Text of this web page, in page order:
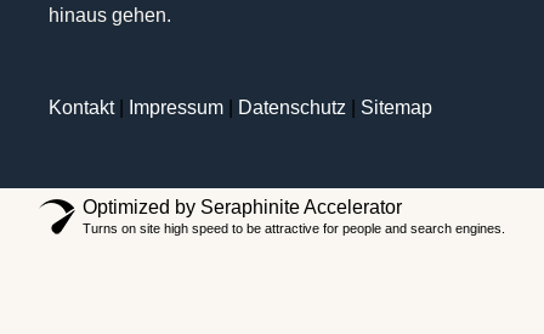
hinaus gehen.
Kontakt| Impressum Datenschutz Sitemap
Optimized by Seraphinite Accelerator
Turns on site high speed to be attractive for people and search engines.